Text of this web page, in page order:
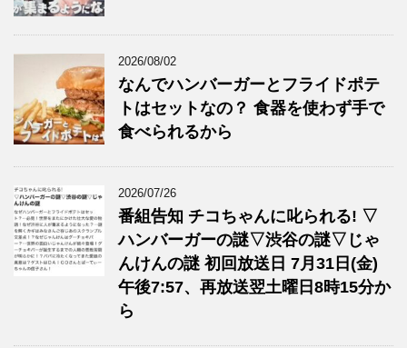
2026/08/02
なんでハンバーガーとフライドポテ
トはセットなの？ 食器を使わず手で
食べられるから
2026/07/26
番組告知 チコちゃんに叱られる! ▽
ハンバーガーの謎▽渋谷の謎▽じゃ
んけんの謎 初回放送日 7月31日(金)
午後7:57、再放送翌土曜日8時15分か
ら